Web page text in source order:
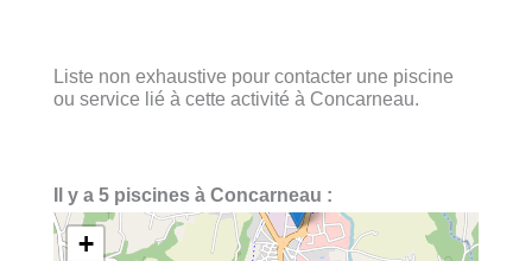
Liste non exhaustive pour contacter une piscine
ou service lié à cette activité à Concarneau.
Il y a 5 piscines à Concarneau :
+